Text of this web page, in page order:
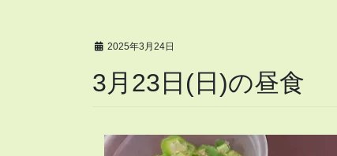
2025年3月24日
3月23日(日)の昼食